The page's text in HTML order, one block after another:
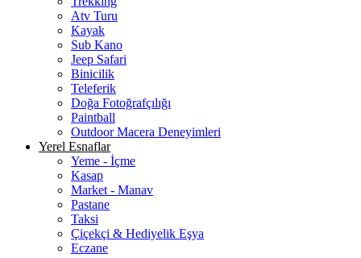
Atv Turu
Kayak
Sub Kano
Jeep Safari
Binicilik
Teleferik
Doğa Fotoğrafçılığı
Paintball
Outdoor Macera Deneyimleri
Yerel Esnaflar
Yeme - İçme
Kasap
Market - Manav
Pastane
Taksi
Çiçekçi & Hediyelik Eşya
Eczane